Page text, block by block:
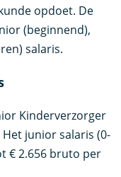
opdoet. De
(beginnend),
salaris.
Kinderverzorger
junior salaris (0-
€ 2.656 bruto per